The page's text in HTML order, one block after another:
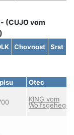
(CUJO vom
Chovnost Srst
Otec
KING vom
Wolfsgehege